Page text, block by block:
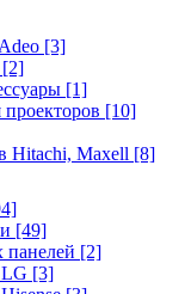
[3]
[2]
[1]
[10]
Hitachi, Maxell [8]
[49]
панелей [2]
[3]